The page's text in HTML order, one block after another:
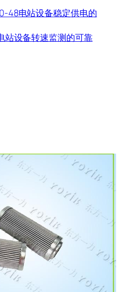
48电站设备稳定供电的
站设备转速监测的可靠